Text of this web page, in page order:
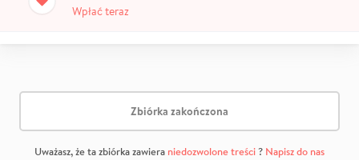
Wpłać teraz
Zbiórka zakończona
Uważasz, że ta zbiórka zawiera niedozwolone treści? Napisz do nas